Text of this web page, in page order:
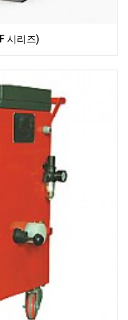
시리즈)